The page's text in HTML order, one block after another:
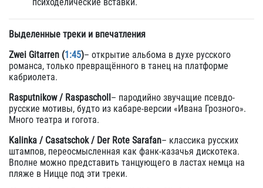
Выделенные треки и впечатления
Zwei Gitarren (1:45)– открытие альбома в духе русского
романса, только превращённого в танец на платформе
кабриолета.
Rasputnikow / Raspascholl– пародийно звучащие псевдо-
русские мотивы, будто из кабаре-версии «Ивана Грозного».
Много театра и гогота.
Kalinka / Casatschok / Der Rote Sarafan– классика русских
штампов, переосмысленная как фанк-казачья дискотека.
Вполне можно представить танцующего в ластах немца на
пляже в Ницце под эти треки.